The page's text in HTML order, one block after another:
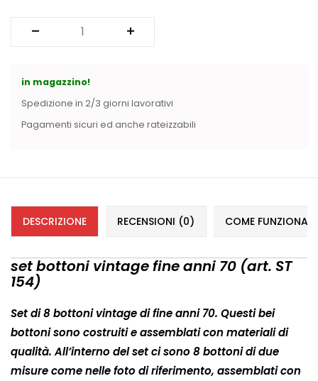
in magazzino!
Spedizione in 2/3 giorni lavorativi
Pagamenti sicuri ed anche rateizzabili
DESCRIZIONE RECENSIONI (0) COME
set bottoni vintage fine anni 70 (art. ST
154)
Setdi 8 bottoni vintage di fine anni 70. Questi bei
bottoni sono costruiti e assemblati con materiali di
qualità. All’interno del set ci sono 8 bottoni di due
misure come nelle foto di riferimento, assemblati con